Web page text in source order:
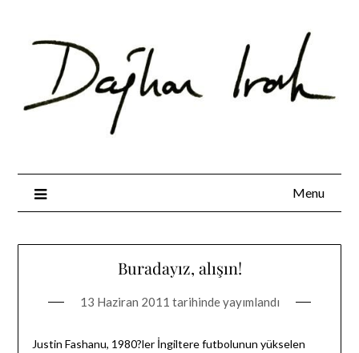
content
Menu
Buradayız, alışın!
13 Haziran 2011 tarihinde yayımlandı
Justin Fashanu, 1980?ler İngiltere futbolunun yükselen